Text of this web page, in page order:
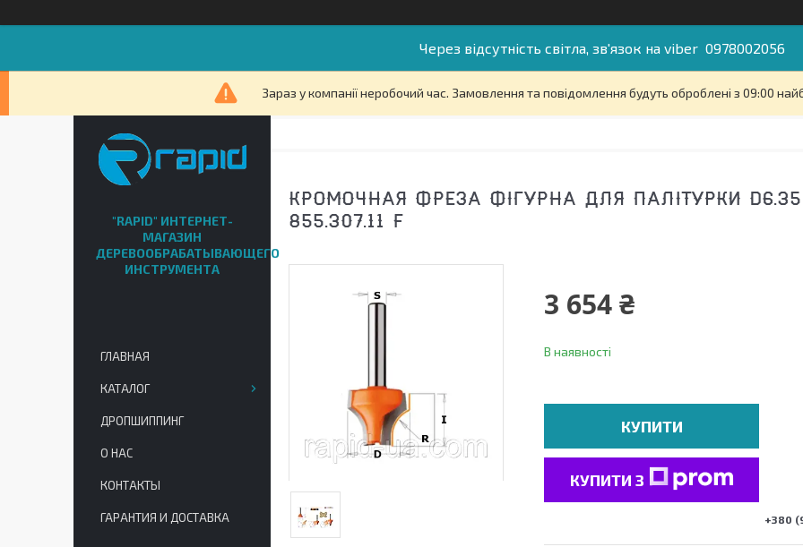
Через відсутність світла, зв'язок на viber 0978002056
Зараз у компанії неробочий час. Замовлення та повідомлення будуть оброблені з 09:00
КРОМОЧНАЯ ФРЕЗА ФІГУРНА ДЛЯ ПАЛІТУРКИ D6.35
855.307.11 F
3 654 ₴
В наявності
КУПИТИ
КУПИТИ З
+380
"RAPID" ИНТЕРНЕТ-
МАГАЗИН
ДЕРЕВООБРАБАТЫВАЮЩЕГО
ИНСТРУМЕНТА
ГЛАВНАЯ
КАТАЛОГ
ДРОПШИППИНГ
О НАС
КОНТАКТЫ
ГАРАНТИЯ И ДОСТАВКА